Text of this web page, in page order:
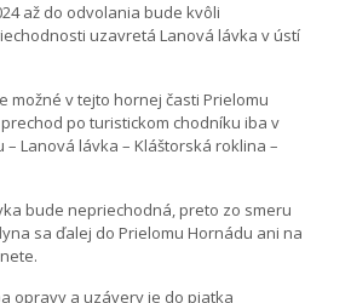
až do odvolania bude kvôli
uzavretá Lanová lávka v ústí
možné v tejto hornej časti Prielomu
po turistickom chodníku iba v
Lanová lávka – Kláštorská roklina –
bude nepriechodná, preto zo smeru
sa ďalej do Prielomu Hornádu ani na
opravy a uzávery je do piatka